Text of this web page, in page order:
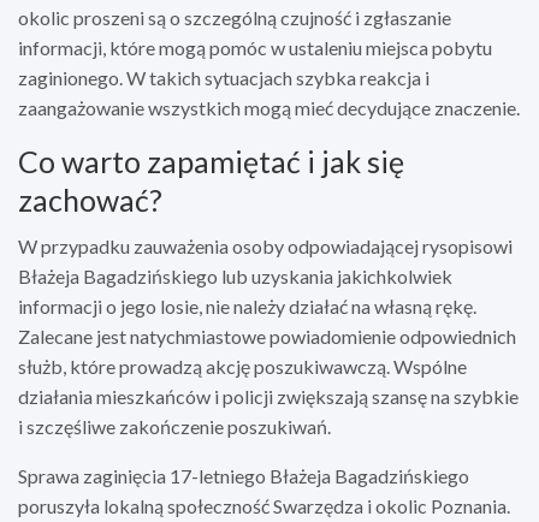
okolic proszeni są o szczególną czujność i zgłaszanie
informacji, które mogą pomóc w ustaleniu miejsca pobytu
zaginionego. W takich sytuacjach szybka reakcja i
zaangażowanie wszystkich mogą mieć decydujące znaczenie.
Co warto zapamiętać i jak się
zachować?
W przypadku zauważenia osoby odpowiadającej rysopisowi
Błażeja Bagadzińskiego lub uzyskania jakichkolwiek
informacji o jego losie, nie należy działać na własną rękę.
Zalecane jest natychmiastowe powiadomienie odpowiednich
służb, które prowadzą akcję poszukiwawczą. Wspólne
działania mieszkańców i policji zwiększają szansę na szybkie
i szczęśliwe zakończenie poszukiwań.
Sprawa zaginięcia 17-letniego Błażeja Bagadzińskiego
poruszyła lokalną społeczność Swarzędza i okolic Poznania.